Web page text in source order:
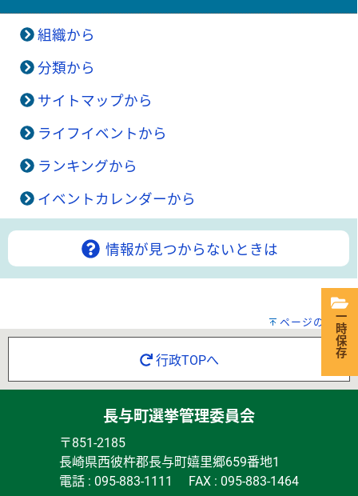
組織から
分類から
サイトマップから
ライフイベントから
ランキングから
イベントカレンダーから
情報が見つからないときは
ページの先頭へ
行政TOPへ
長与町選挙管理委員会
〒851-2185
長崎県西彼杵郡長与町嬉里郷659番地1
電話 : 095-883-1111 FAX : 095-883-1464
一時保存